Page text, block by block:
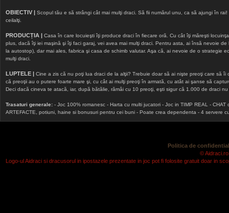
OBIECTIV | Scopul tău e să strângi cât mai mulţi draci. Să fii numărul unu, ca să ajungi în
ceilalţi.
PRODUCȚIA | Casa în care locuieşti îţi produce draci în fiecare oră. Cu cât îţi măreşti
plus, dacă îţi iei maşină şi îţi faci garaj, vei avea mai mulţi draci. Pentru asta, ai însă nevoie
la autostop), dar mai ales, fabrica şi casa de schimb valutar. Aşa că, ai nevoie de o strategie
mulţi draci.
LUPTELE | Cine a zis că nu poţi lua draci de la alţii? Trebuie doar să ai nişte preoţi care să
că preoţii au o putere foarte mare şi, cu cât ai mulţi preoţi în armată, cu atât ai şanse să
Deci dacă cineva te atacă, iar, după bătălie, rămâi cu 10 preoţi, eşti sigur că 1.000 de draci
Trasaturi generale: - Joc 100% romanesc - Harta cu multi jucatori - Joc in TIMP REAL -
ARTEFACTE, potiuni, haine si bonusuri pentru cei buni - Poate crea dependenta - 4 servere
Politica de
©
Logo-ul Aidraci si dracusorul in ipostazele prezentate in joc pot fi folosite gratuit doar in